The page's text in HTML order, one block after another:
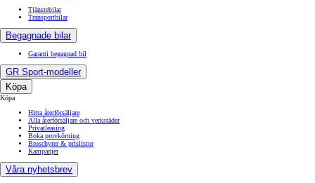
Tjänstebilar
Transportbilar
Begagnade bilar
Garanti begagnad bil
GR Sport-modeller
Köpa
Köpa
Hitta återförsäljare
Alla återförsäljare och verkstäder
Privatleasing
Boka provkörning
Broschyrer & prislistor
Kampanjer
Våra nyhetsbrev